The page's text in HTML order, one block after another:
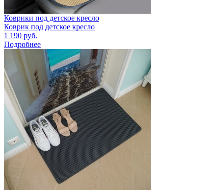
Коврики под детское кресло
Коврик под детское кресло
1 190 руб.
Подробнее